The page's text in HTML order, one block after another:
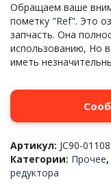
Обращаем ваше
пометку "Ref". Это
запчасть. Она
использованию, Но
иметь
Артикул: JC90-
Категории: Прочее,
редуктора